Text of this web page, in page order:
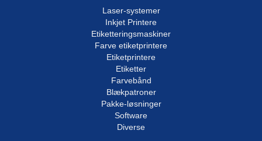
Laser-systemer
Inkjet Printere
Etiketteringsmaskiner
Farve etiketprintere
Etiketprintere
Etiketter
Farvebånd
Blækpatroner
Pakke-løsninger
Software
Diverse